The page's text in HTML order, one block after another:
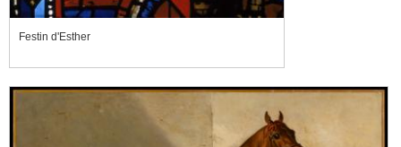
Festin d'Esther